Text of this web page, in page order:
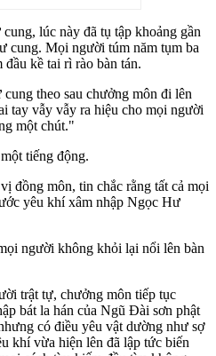
lúc này đã tụ tập khoảng gần
cung. Mọi người túm năm tụm ba
kề tai rì rào bàn tán.
theo sau chưởng môn đi lên
tay vẫy vẫy ra hiệu cho mọi người
một chút."
tiếng động.
đồng môn, tin chắc rằng tất cả mọi
yêu khí xâm nhập Ngọc Hư
người không khỏi lại nổi lên bàn
trật tự, chưởng môn tiếp tục
bát la hán của Ngũ Đài sơn phật
có điều yêu vật dường như sợ
khí vừa hiện lên đã lập tức biến